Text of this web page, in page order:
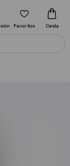
Favoritos Cesta